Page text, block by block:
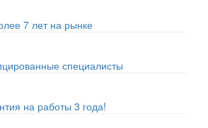
7 лет на рынке
специалисты
на работы 3 года!